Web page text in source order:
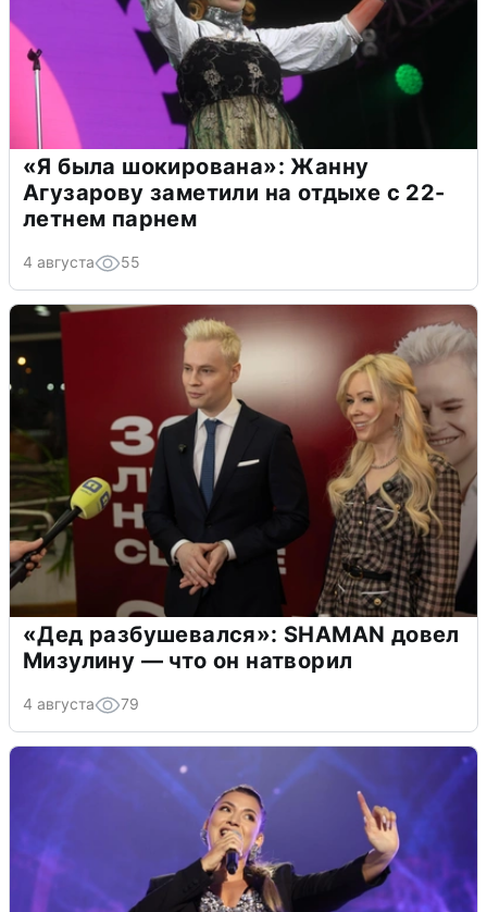
«Я была шокирована»: Жанну
Агузарову заметили на отдыхе с 22-
летнем парнем
4 августа 55
«Дед разбушевался»: SHAMAN довел
Мизулину — что он натворил
4 августа 79